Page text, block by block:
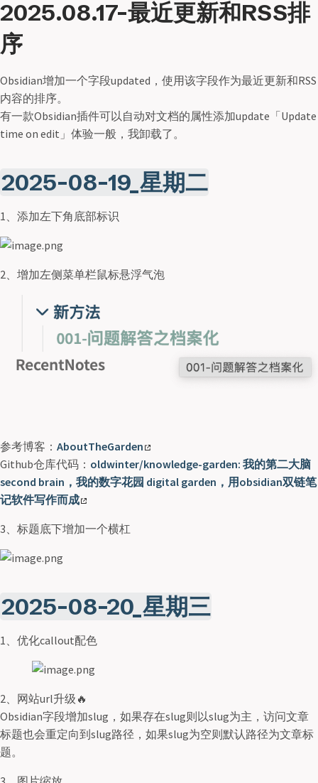
2025.08.17-最近更新和RSS排
序
Obsidian增加一个字段updated，使用该字段作为最近更新和RSS
内容的排序。
有一款Obsidian插件可以自动对文档的属性添加update「Update
time on edit」体验一般，我卸载了。
2025-08-19_星期二
1、添加左下角底部标识
2、增加左侧菜单栏鼠标悬浮气泡
参考博客： AboutTheGarden
Github仓库代码： oldwinter/knowledge-garden: 我的第二大脑
second brain，我的数字花园 digital garden，用obsidian双链笔
记软件写作而成
3、标题底下增加一个横杠
2025-08-20_星期三
1、优化callout配色
2、网站url升级🔥
Obsidian字段增加slug，如果存在slug则以slug为主，访问文章
标题也会重定向到slug路径，如果slug为空则默认路径为文章标
题。